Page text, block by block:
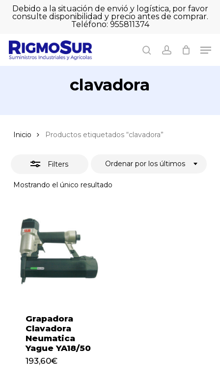
SkipDebido a la situación de envió y logística, por favor
consulte disponibilidad y precio antes de comprar.
Teléfono: 955811374
searchaccount
Cart Close
clavadora
Inicio Productos etiquetados “clavadora”
Filters
Mostrando el único resultado
Ordenar por los últimos
Close
Grapadora
Clavadora
Neumatica
Yague YA18/50
193,60€
193,60€